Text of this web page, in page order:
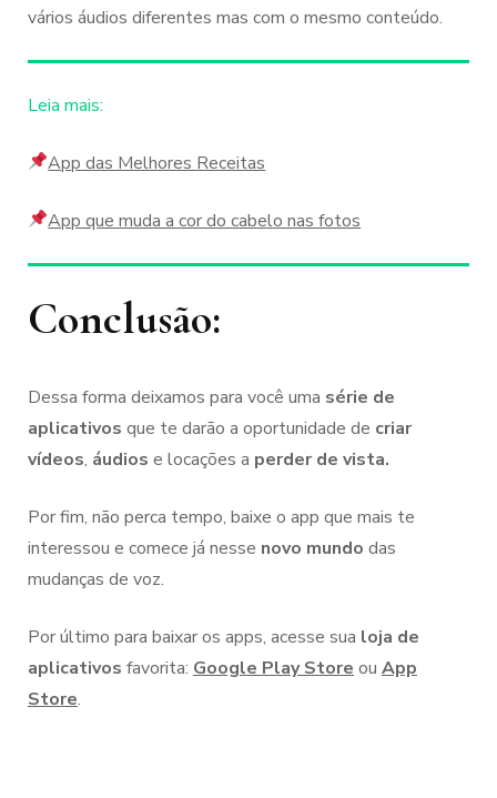
vários áudios diferentes mas com o mesmo conteúdo.
Leia mais:
App das Melhores Receitas
App que muda a cor do cabelo nas fotos
Conclusão:
Dessa forma deixamos para você uma série de
aplicativos que te darão a oportunidade de criar
vídeos, áudios e locações a perder de vista.
Por fim, não perca tempo, baixe o app que mais te
interessou e comece já nesse novo mundo das
mudanças de voz.
Por último para baixar os apps, acesse sua loja de
aplicativos favorita: Google Play Store ou App
Store.